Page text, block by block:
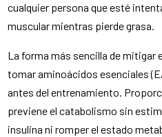
cualquier persona que esté
muscular mientras pierde grasa.
La forma más sencilla de mitigar
tomar aminoácidos esenciales
antes del entrenamiento.
previene el catabolismo sin
insulina ni romper el estado